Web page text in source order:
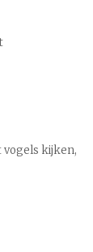
vogels kijken,